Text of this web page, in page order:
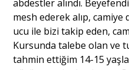
abdestler alındı.
mesh ederek alıp,
ucu ile bizi takip eden,
Kursunda talebe olan ve
tahmin ettiğim 14-15